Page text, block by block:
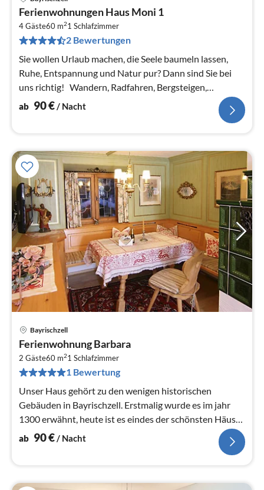
Ferienwohnungen Haus Moni 1
4 Gäste60 m21 Schlafzimmer
2 Bewertungen
Sie wollen Urlaub machen, die Seele baumeln lassen,
Ruhe, Entspannung und Natur pur? Dann sind Sie bei
uns richtig! Wandern, Radfahren, Bergsteigen,
Skifahren...
ab 90€/ Nacht
Bayrischzell
Ferienwohnung Barbara
2 Gäste60 m21 Schlafzimmer
1 Bewertung
Unser Haus gehört zu den wenigen historischen
Gebäuden in Bayrischzell. Erstmalig wurde es im jahr
1300 erwähnt, heute ist es eindes der schönsten Häuser
im Ort.
ab 90€/ Nacht